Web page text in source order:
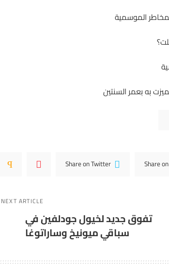
الموسمية
به بعمر السنتين
Share
Share on Twitter
NEXT ARTICLE
تفوق جديد لخيول جودلفين في
سباقي ميونيخ وساراتوغا